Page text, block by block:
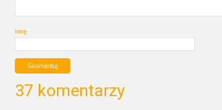
Imię
37 komentarzy